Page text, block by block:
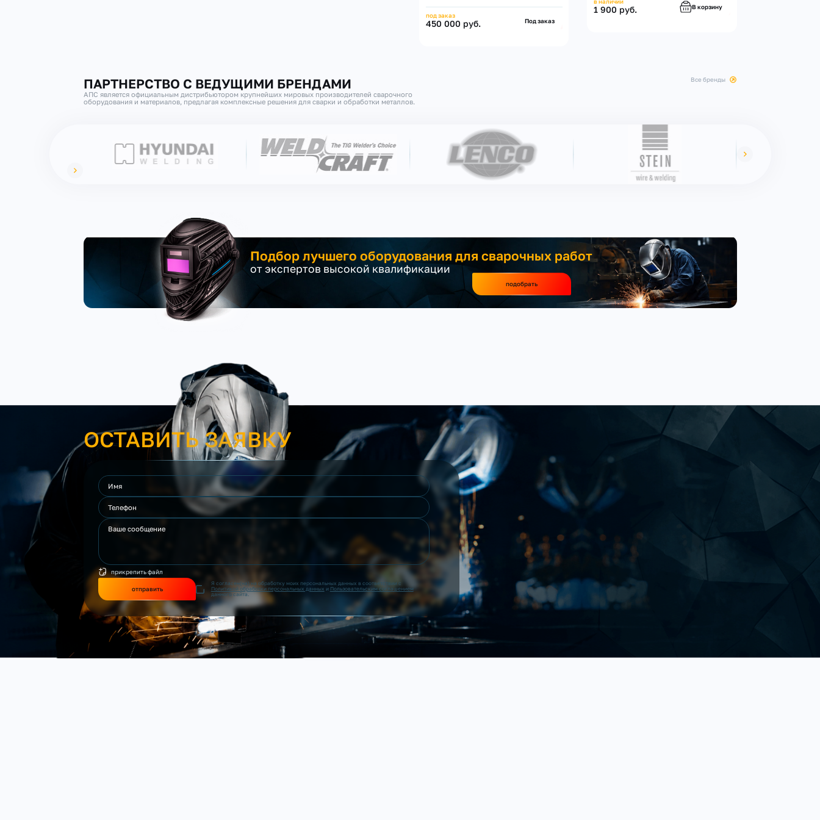
под заказ
450 000 руб. Под заказ
1 900 руб. В корзину
ПАРТНЕРСТВО С ВЕДУЩИМИ БРЕНДАМИ
АПС является официальным дистрибьютором крупнейших мировых производителей сварочного
оборудования и материалов, предлагая комплексные решения для сварки и обработки металлов.
все бренды
Подбор лучшего оборудования для сварочных работ
от экспертов высокой квалификации
подобрать
ОСТАВИТЬ ЗАЯВКУ
прикрепить файл
отправить
Я согласен(на) на обработку моих персональных данных в соответствии с
Политикой обработки персональных данных и Пользовательским соглашением
данного сайта.